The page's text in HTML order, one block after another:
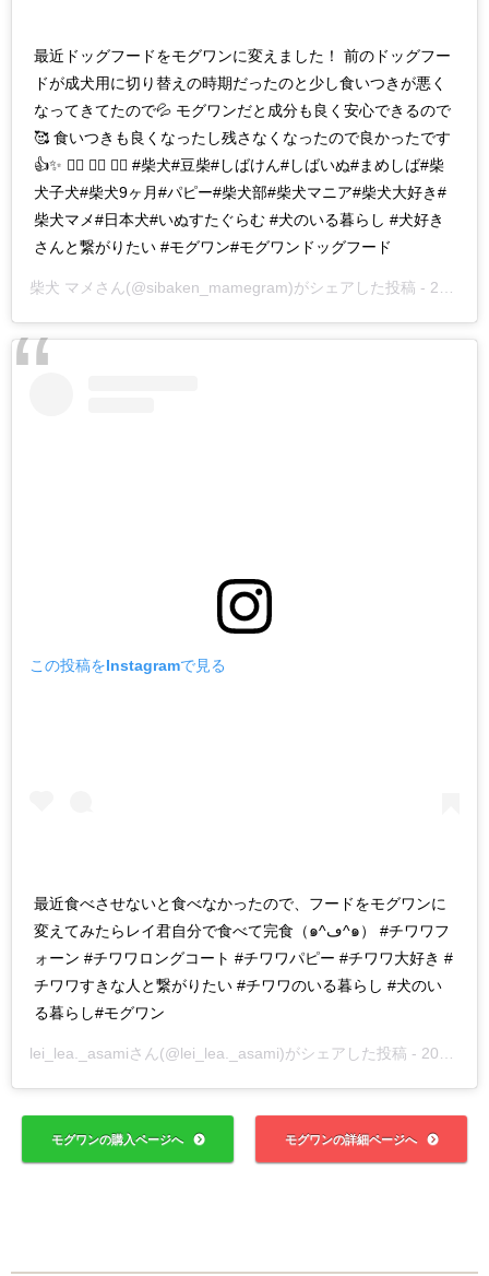
最近ドッグフードをモグワンに変えました！ 前のドッグフー
ドが成犬用に切り替えの時期だったのと少し食いつきが悪く
なってきてたので💦 モグワンだと成分も良く安心できるので
🥰 食いつきも良くなったし残さなくなったので良かったです
👍✨ ❁⃘ ❁⃘ ❁⃘ #柴犬#豆柴#しばけん#しばいぬ#まめしば#柴
犬子犬#柴犬9ヶ月#パピー#柴犬部#柴犬マニア#柴犬大好き#
柴犬マメ#日本犬#いぬすたぐらむ #犬のいる暮らし #犬好き
さんと繋がりたい #モグワン#モグワンドッグフード
柴犬 マメ さん(@sibaken_mamegram)がシェアした投稿 - 2019年 2月月27日午後6時43分PST
この投稿をInstagramで見る
最近食べさせないと食べなかったので、フードをモグワンに
変えてみたらレイ君自分で食べて完食（๑^ڡ^๑） #チワワフ
ォーン #チワワロングコート #チワワパピー #チワワ大好き #
チワワすきな人と繋がりたい #チワワのいる暮らし #犬のい
る暮らし#モグワン
lei_lea._asamiさん(@lei_lea._asami)がシェアした投稿 - 2019年 2月月23日午前2時35分PST
モグワンの購入ページへ モグワンの詳細ページへ